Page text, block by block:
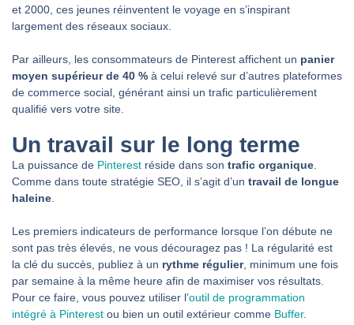
et 2000, ces jeunes réinventent le voyage en s’inspirant
largement des réseaux sociaux.
Par ailleurs, les consommateurs de Pinterest affichent un panier
moyen supérieur de 40 % à celui relevé sur d’autres plateformes
de commerce social, générant ainsi un trafic particulièrement
qualifié vers votre site.
Un travail sur le long terme
La puissance de Pinterest réside dans son trafic organique
Comme dans toute stratégie SEO, il s’agit d’un travail de longue
haleine
Les premiers indicateurs de performance lorsque l’on débute ne
sont pas très élevés, ne vous découragez pas ! La régularité est
la clé du succès, publiez à un rythme régulier, minimum une fois
par semaine à la même heure afin de maximiser vos résultats.
Pour ce faire, vous pouvez utiliser l’outil de programmation
intégré à Pinterest ou bien un outil extérieur comme Buffer.